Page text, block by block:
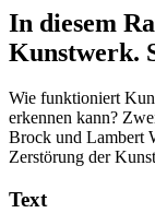
In diesem
Kunstwerk.
Wie funktioniert
erkennen kann?
Brock und Lambert
Zerstörung der
Text